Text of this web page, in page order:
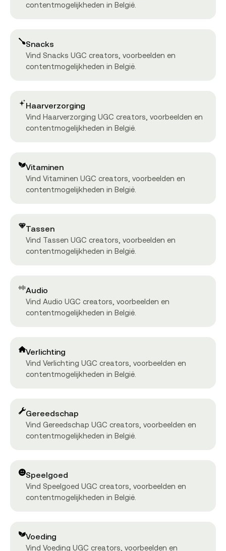
contentmogelijkheden in België.
Snacks
Vind Snacks UGC creators, voorbeelden en
contentmogelijkheden in België.
Haarverzorging
Vind Haarverzorging UGC creators, voorbeelden en
contentmogelijkheden in België.
Vitaminen
Vind Vitaminen UGC creators, voorbeelden en
contentmogelijkheden in België.
Tassen
Vind Tassen UGC creators, voorbeelden en
contentmogelijkheden in België.
Audio
Vind Audio UGC creators, voorbeelden en
contentmogelijkheden in België.
Verlichting
Vind Verlichting UGC creators, voorbeelden en
contentmogelijkheden in België.
Gereedschap
Vind Gereedschap UGC creators, voorbeelden en
contentmogelijkheden in België.
Speelgoed
Vind Speelgoed UGC creators, voorbeelden en
contentmogelijkheden in België.
Voeding
Vind Voeding UGC creators, voorbeelden en